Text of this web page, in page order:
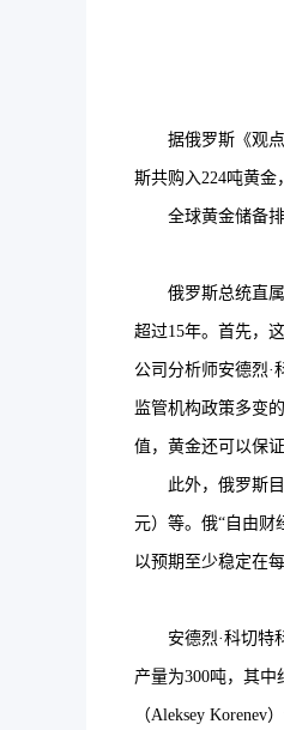
据俄罗斯《观点
斯共购入224吨黄金
全球黄金储备排名
俄罗斯总统直属国
超过15年。首先，
公司分析师安德烈·
监管机构政策多变
值，黄金还可以保
此外，俄罗斯目
元）等。俄“自由财
以预期至少稳定在
安德烈·科切特科
产量为300吨，其
（Aleksey